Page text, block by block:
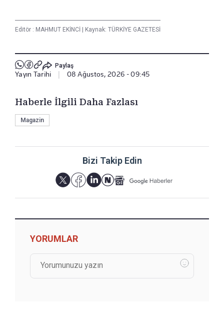
Editör : MAHMUT EKİNCİ Kaynak: TÜRKİYE GAZETESİ
Paylaş
Yayın Tarihi 08 Ağustos, 2026 - 09:45
Haberle İlgili Daha Fazlası
Magazin
Bizi Takip Edin
YORUMLAR